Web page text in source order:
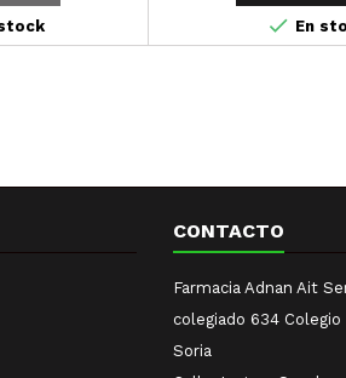
 En
CONTACTO
Farmacia Adnan Ait
colegiado 634
Soria